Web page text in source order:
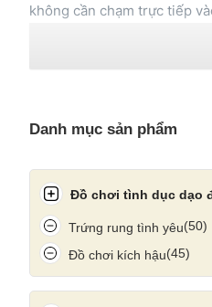
không cần chạm trực tiếp
Danh mục sản phẩm
Đồ chơi tình dục dạo
Trứng rung tình yêu(50)
Đồ chơi kích hậu(45)